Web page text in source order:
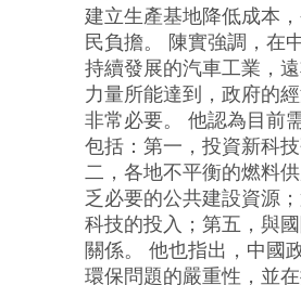
建立生產基地降低成本
民負擔。 陳實強調，在
持續發展的汽車工業，
力量所能達到，政府的
非常必要。 他認為目前
包括：第一，投資新科
二，各地不平衡的燃料
乏必要的公共建設資源
科技的投入；第五，與
關係。 他也指出，中國
環保問題的嚴重性，並